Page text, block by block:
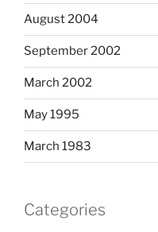
August 2004
September 2002
March 2002
May 1995
March 1983
Categories